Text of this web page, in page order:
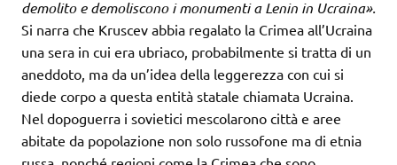
demolito e demoliscono i monumenti a Lenin in Ucraina».
Si narra che Kruscev abbia regalato la Crimea all’Ucraina
una sera in cui era ubriaco, probabilmente si tratta di un
aneddoto, ma da un’idea della leggerezza con cui si
diede corpo a questa entità statale chiamata Ucraina.
Nel dopoguerra i sovietici mescolarono città e aree
abitate da popolazione non solo russofone ma di etnia